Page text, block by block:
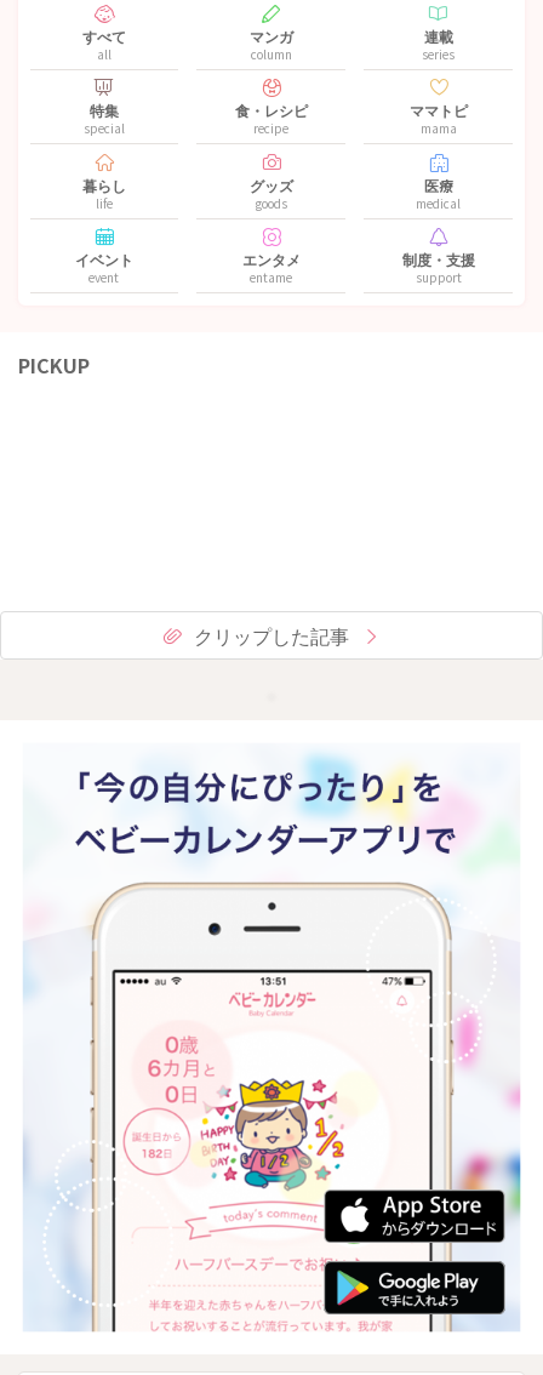
すべて
all
マンガ
column
連載
series
特集
special
食・レシピ
recipe
ママトピ
mama
暮らし
life
グッズ
goods
医療
medical
イベント
event
エンタメ
entame
制度・支援
support
PICKUP
クリップした記事